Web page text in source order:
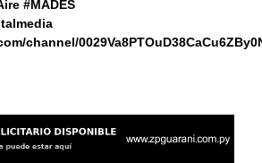
#MADES
channel/